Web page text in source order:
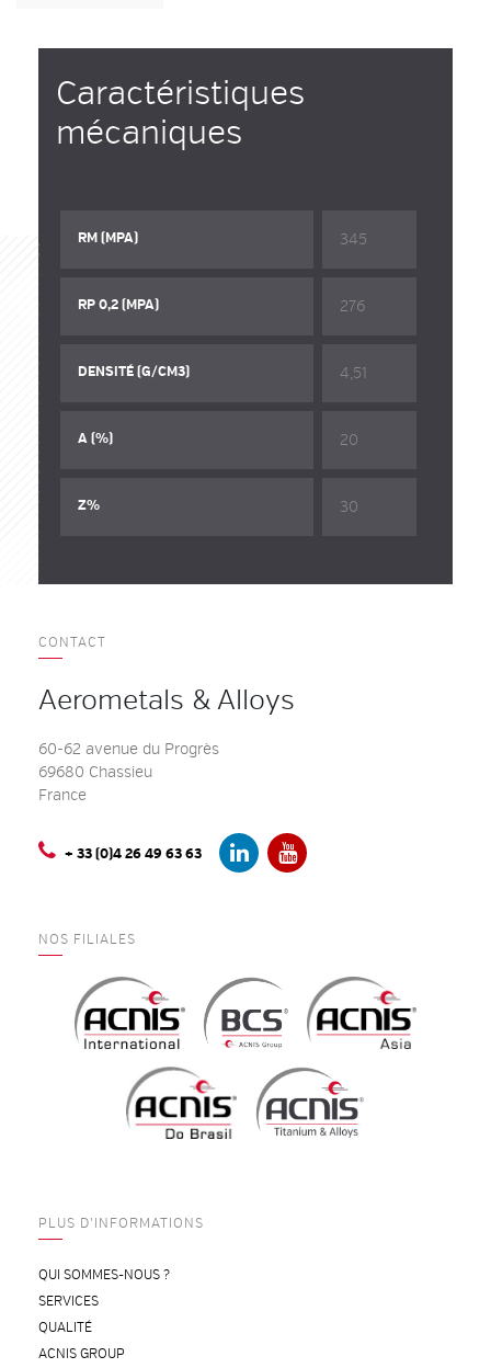
Caractéristiques
mécaniques
RM (MPA) 345
RP 0,2 (MPA) 276
DENSITÉ (G/CM3) 4,51
A (%) 20
Z% 30
CONTACT
Aerometals & Alloys
60-62 avenue du Progrès
69680 Chassieu
France
+ 33 (0)4 26 49 63 63
NOS FILIALES
PLUS D'INFORMATIONS
QUI SOMMES-NOUS ?
SERVICES
QUALITÉ
ACNIS GROUP